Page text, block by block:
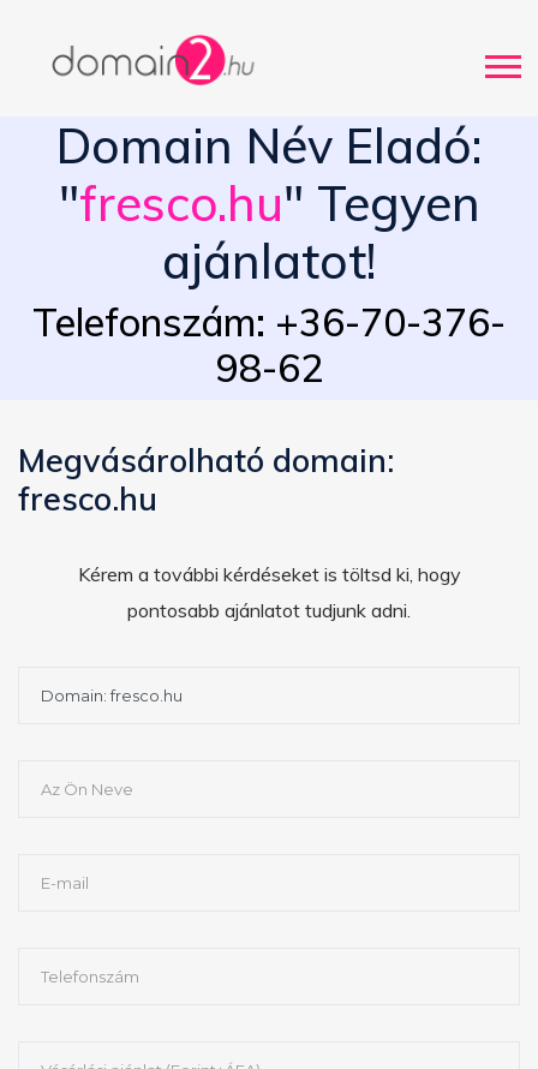
Domain Név Eladó:
"fresco.hu" Tegyen
ajánlatot!
Telefonszám: +36-70-376-
98-62
Megvásárolható domain:
fresco.hu
Kérem a további kérdéseket is töltsd ki, hogy
pontosabb ajánlatot tudjunk adni.